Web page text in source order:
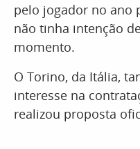
pelo jogador no ano
não tinha intenção
momento.
O Torino, da Itália,
interesse na
realizou proposta